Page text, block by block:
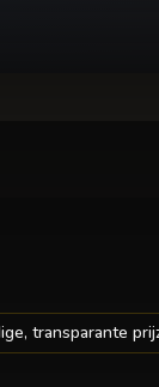
transparante